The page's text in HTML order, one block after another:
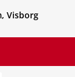
Visborg